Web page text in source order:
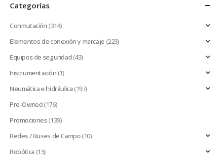
Categorías
Conmutación(314)
Elementos de conexión y marcaje (223)
Equipos de seguridad(43)
Instrumentación(1)
Neumática e hidráulica(197)
Pre-Owned(176)
Promociones(139)
Redes / Buses de Campo(10)
Robótica (15)